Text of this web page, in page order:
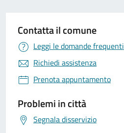
Contatta il comune
Leggi le domande frequenti
Richiedi assistenza
Prenota appuntamento
Problemi in città
Segnala disservizio